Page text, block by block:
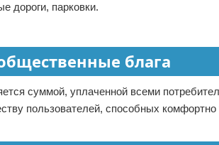
дороги, парковки.
блага
суммой, уплаченной всеми
пользователей, способных комфортно